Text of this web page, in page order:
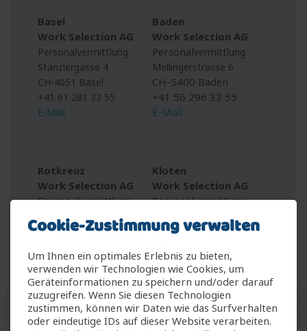
Basel
Work Selection AG
Personalvermittlung
Stänzlergasse 4
CH-4051 Basel
+41 61 281 33 55
E-Mail
Baden
Work Selection AG
Personalvermittlung
Mellingerstrasse 6
CH-5400 Baden
+41 56 296 33 55
E-Mail
Rotkreuz
Work Selection AG
Personalvermittlung
Schöngrund 31
CH-6343 Rotkreuz ZG
E-Mail
Kloten
Work Selection AG
Personalvermittlung
CH-8302 Kloten
E-Mail
Wil
Winterthur
Cookie-Zustimmung verwalten
Um Ihnen ein optimales Erlebnis zu bieten,
verwenden wir Technologien wie Cookies, um
Geräteinformationen zu speichern und/oder darauf
zuzugreifen. Wenn Sie diesen Technologien
zustimmen, können wir Daten wie das Surfverhalten
oder eindeutige IDs auf dieser Website verarbeiten.